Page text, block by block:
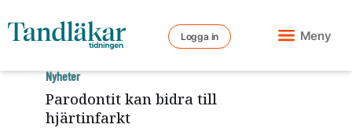
Logga in Meny
Parodontit kan bidra till
hjärtinfarkt
Nyheter